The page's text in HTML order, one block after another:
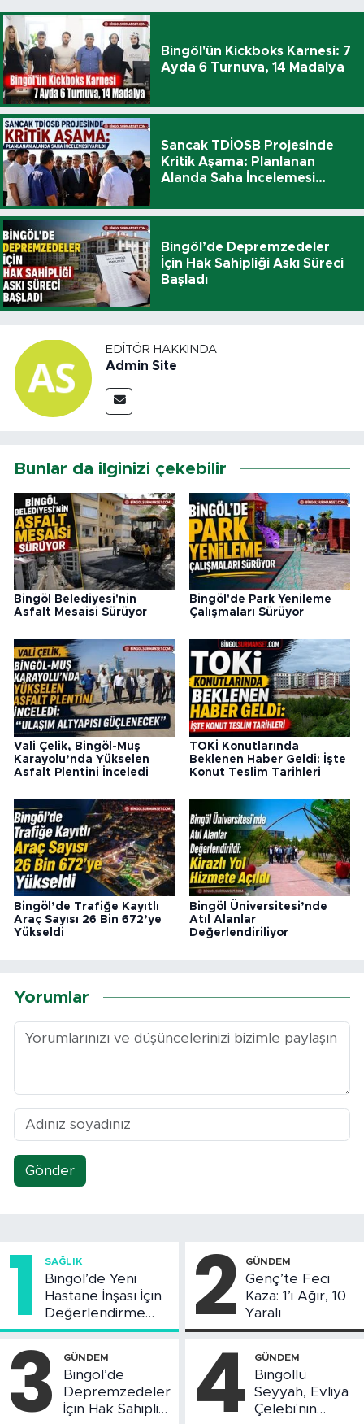
Bingöl'ün Kickboks Karnesi: 7
Ayda 6 Turnuva, 14 Madalya
Sancak TDİOSB Projesinde
Kritik Aşama: Planlanan
Alanda Saha İncelemesi
Bingöl’de Depremzedeler
İçin Hak Sahipliği Askı Süreci
Başladı
EDITÖR HAKKINDA
Admin Site
Bunlar da ilginizi çekebilir
Bingöl Belediyesi'nin
Asfalt Mesaisi Sürüyor
Bingöl'de Park Yenileme
Çalışmaları Sürüyor
Vali Çelik, Bingöl-Muş
Karayolu’nda Yükselen
Asfalt Plentini İnceledi
TOKİ Konutlarında
Beklenen Haber Geldi: İşte
Konut Teslim Tarihleri
Bingöl’de Trafiğe Kayıtlı
Araç Sayısı 26 Bin 672’ye
Yükseldi
Bingöl Üniversitesi’nde
Atıl Alanlar
Değerlendiriliyor
Yorumlar
Gönder
1 SAĞLIK
Bingöl’de Yeni
Hastane İnşası İçin
Değerlendirme
Toplantısı Yapıldı
2 GÜNDEM
Genç’te Feci
Kaza: 1’i Ağır, 10
Yaralı
3 GÜNDEM
Bingöl’de
Depremzedeler
İçin Hak Sahipliği
4 GÜNDEM
Bingöllü
Seyyah, Evliya
Çelebi'nin